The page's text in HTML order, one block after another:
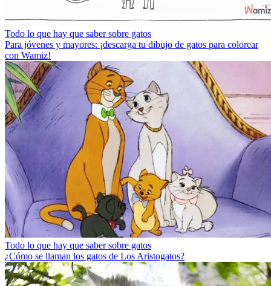
Todo lo que hay que saber sobre gatos
Para jóvenes y mayores: ¡descarga tu dibujo de gatos para colorear
con Wamiz!
Todo lo que hay que saber sobre gatos
¿Cómo se llaman los gatos de Los Aristogatos?